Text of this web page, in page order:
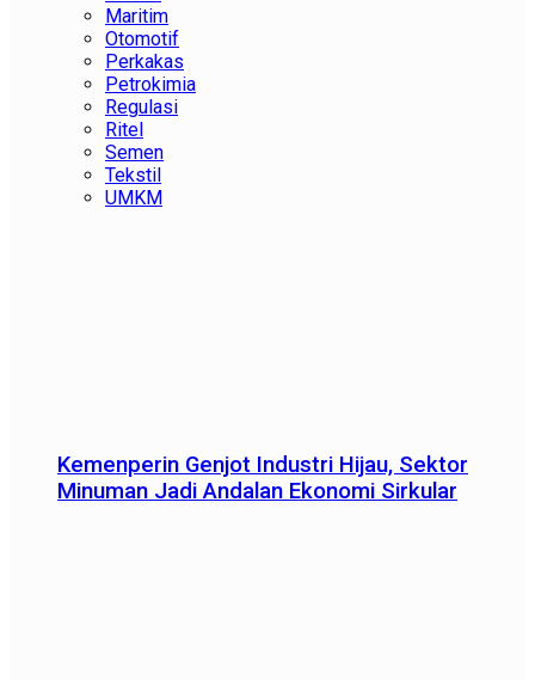
Maritim
Otomotif
Perkakas
Petrokimia
Regulasi
Ritel
Semen
Tekstil
UMKM
Kemenperin Genjot Industri Hijau, Sektor
Minuman Jadi Andalan Ekonomi Sirkular